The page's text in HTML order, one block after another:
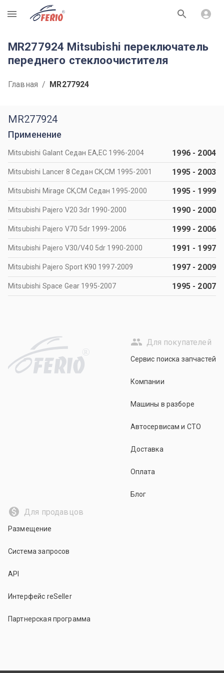
R
MR277924 Mitsubishi переключатель
переднего стеклоочистителя
Главная / MR277924
MR277924
Применение
Mitsubishi Galant Седан EA,EC 1996-2004 1996- 2004
Mitsubishi Lancer 8 Седан CK,CM 1995-2001 1995- 2003
Mitsubishi Mirage CK,CM Седан 1995-2000 1995- 1999
Mitsubishi Pajero V20 3dr 1990-2000 1990- 2000
Mitsubishi Pajero V70 5dr 1999-2006 1999- 2006
Mitsubishi Pajero V30/V40 5dr 1990-2000 1991 - 1997
Mitsubishi Pajero Sport K90 1997-2009 1997- 2009
Mitsubishi Space Gear 1995-2007 1995- 2007
R
Для покупателей
Сервис поиска запчастей
Компании
Машины в разборе
Автосервисам и СТО
Доставка
Оплата
Блог
Для продавцов
Размещение
Система запросов
API
Интерфейс reSeller
Партнерская программа